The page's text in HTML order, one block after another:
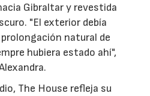
Gibraltar y revestida
"El exterior debía
natural de
hubiera estado ahí",
The House refleja su